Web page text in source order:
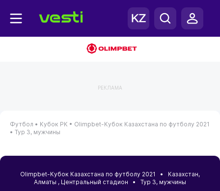
РЕКЛАМА
Футбол • Кубок РК • Olimpbet-Кубок Казахстана по футболу 2021
• Тур 3, мужчины
Olimpbet-Кубок Казахстана по футболу 2021 • Казахстан,
Алматы , Центральный стадион • Тур 3, мужчины